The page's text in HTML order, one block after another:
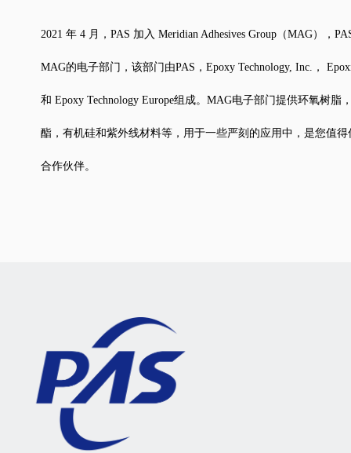
2021 年 4 月，PAS 加入 Meridian Adhesives Group（MAG），
MAG的电子部门，该部门由PAS，Epoxy Technology, Inc.，
和 Epoxy Technology Europe组成。MAG电子部门提供环氧树脂
酯，有机硅和紫外线材料等，用于一些严刻的应用中，是您值得
合作伙伴。